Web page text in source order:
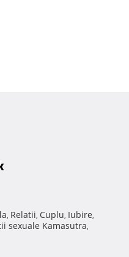
, Relatii, Cuplu, Iubire,
sexuale Kamasutra,